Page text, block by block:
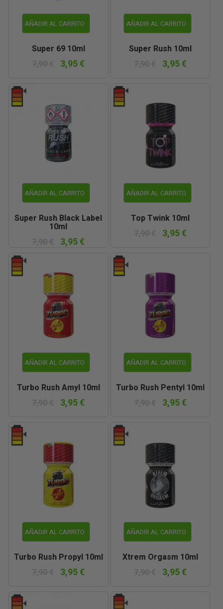
AÑADIR AL CARRITO
Super 69 10ml
3,95 €
AÑADIR AL CARRITO
Super Rush 10ml
3,95 €
AÑADIR AL CARRITO
Super Rush Black Label
10ml
3,95 €
AÑADIR AL CARRITO
Top Twink 10ml
3,95 €
AÑADIR AL CARRITO
Turbo Rush Amyl 10ml
3,95 €
AÑADIR AL CARRITO
Turbo Rush Pentyl 10ml
3,95 €
AÑADIR AL CARRITO
Turbo Rush Propyl 10ml
3,95 €
AÑADIR AL CARRITO
Xtrem Orgasm 10ml
3,95 €